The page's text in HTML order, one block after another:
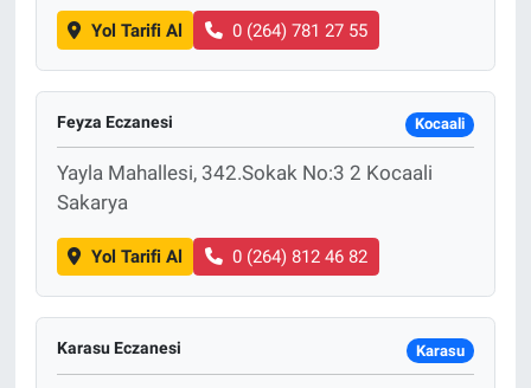
Yol Tarifi Al 0 (264) 781 27 55
Feyza Eczanesi Kocaali
Yayla Mahallesi, 342.Sokak No:3 2 Kocaali
Sakarya
Yol Tarifi Al 0 (264) 812 46 82
Karasu Eczanesi Karasu